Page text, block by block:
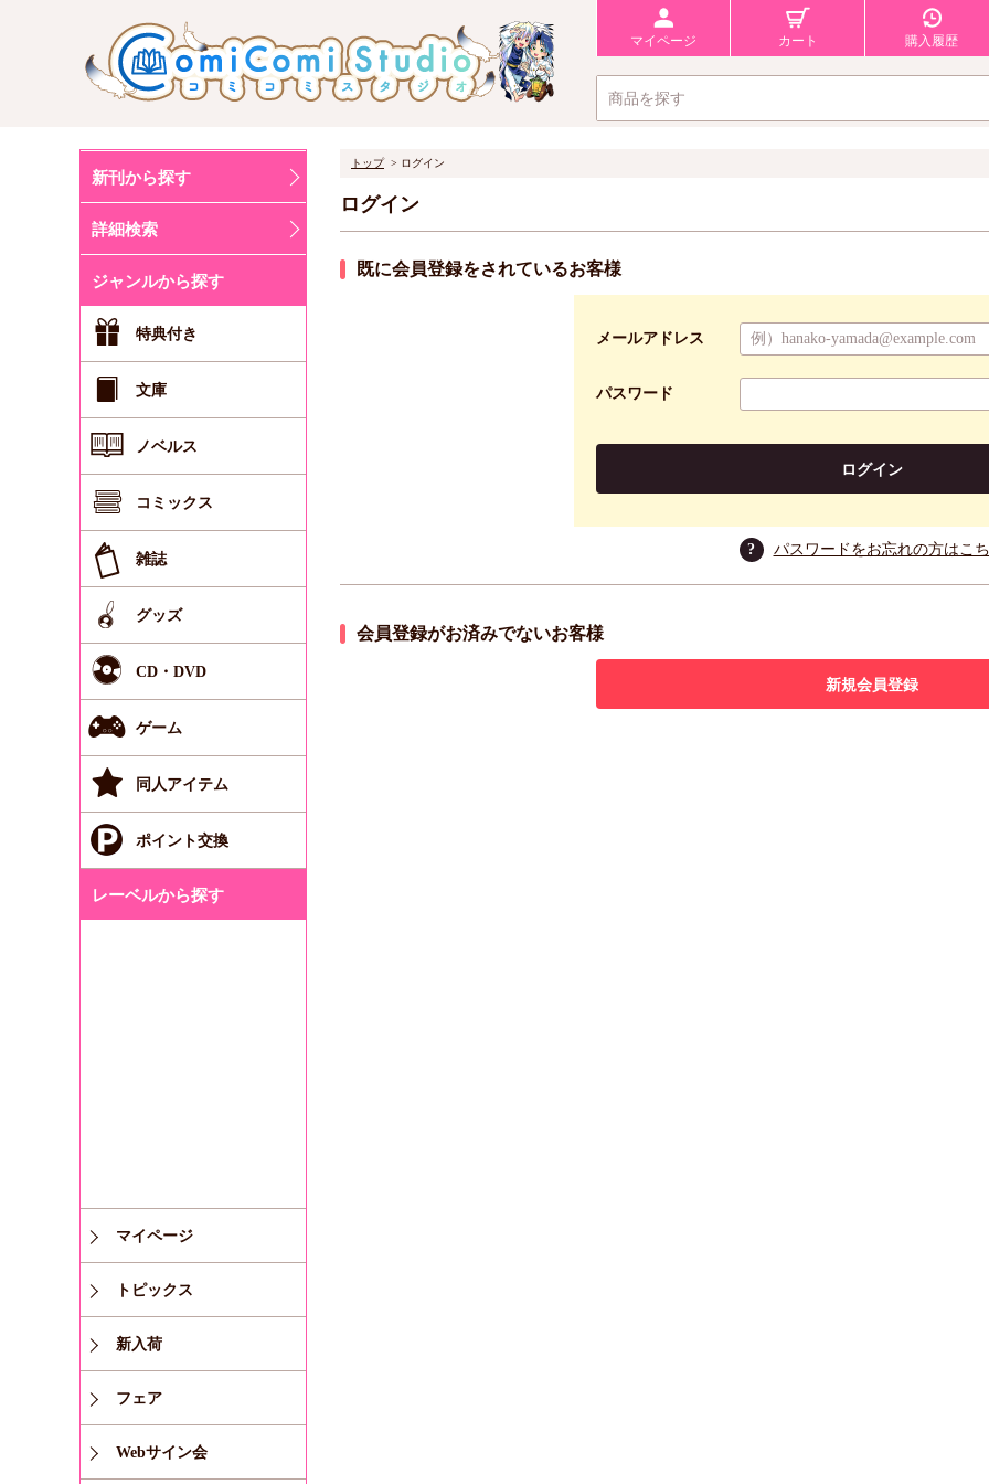
マイページ カート 購入履歴
新刊から探す
詳細検索
ジャンルから探す
特典付き
文庫
ノベルス
コミックス
雑誌
グッズ
CD・DVD
ゲーム
同人アイテム
ポイント交換
レーベルから探す
マイページ
トピックス
新入荷
フェア
Webサイン会
トップ ログイン
ログイン
既に会員登録をされているお客様
メールアドレス
パスワード
ログイン
? パスワードをお忘れの方はこ
会員登録がお済みでないお客様
新規会員登録